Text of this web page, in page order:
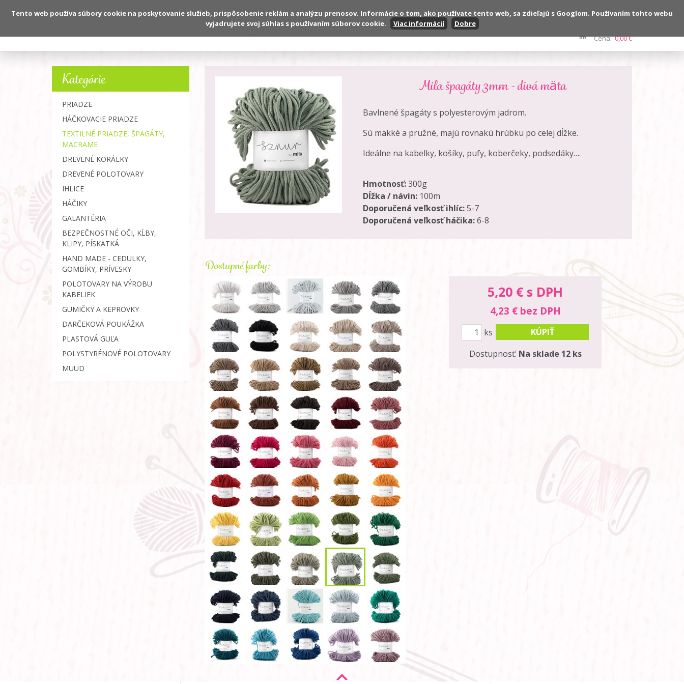
O nás Produkty VOP Reklamačné podmienky Kontakt
Cena:0,00 €
Mila špagáty 3mm - divá mäta
Bavlnené špagáty s polyesterovým jadrom.
Sú mäkké a pružné, majú rovnakú hrúbku po celej dĺžke.
Ideálne na kabelky, košíky, pufy, koberčeky, podsedáky….
Hmotnosť:300g
Dĺžka / návin: 100m
Doporučená veľkosť ihlíc:5-7
Doporučená veľkosť háčika:6-8
Dostupné farby:
5,20 € s DPH
4,23 € bez DPH
ks
KÚPIŤ
Dostupnosť: Na sklade 12 ks
Kategórie
PRIADZE
HÁČKOVACIE PRIADZE
TEXTILNÉ PRIADZE, ŠPAGÁTY,
MACRAME
DREVENÉ KORÁLKY
DREVENÉ POLOTOVARY
IHLICE
HÁČIKY
GALANTÉRIA
BEZPEČNOSTNÉ OČI, KĹBY,
KLIPY, PÍSKATKÁ
HAND MADE - CEDULKY,
GOMBÍKY, PRÍVESKY
POLOTOVARY NA VÝROBU
KABELIEK
GUMIČKY A KEPROVKY
DARČEKOVÁ POUKÁŽKA
PLASTOVÁ GUĽA
POLYSTYRÉNOVÉ POLOTOVARY
MUUD
Tento web používa súbory cookie na poskytovanie služieb, prispôsobenie reklám a analýzu prenosov. Informácie o tom, ako používate tento web, sa zdieľajú s Googlom. Používaním tohto webu
vyjadrujete svoj súhlas s používaním súborov cookie.
Viac informácií Dobre